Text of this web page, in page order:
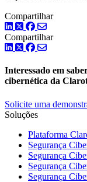
Compartilhar
LinkedIn
TwitterFacebook
Compartilhar
LinkedIn
TwitterFacebook
Interessado em
cibernética da
Solicite uma
Soluções
Plataforma
Segurança
Segurança
Segurança
Segurança